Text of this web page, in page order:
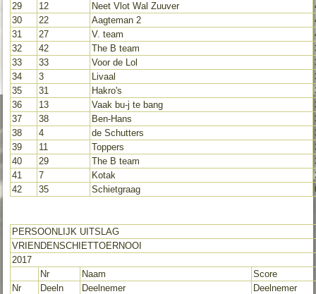
29
12 Neet Vlot Wal Zuuver
30
22 Aagteman 2
31
27 V. team
32
42 The B team
33
33 Voor de Lol
34
3 Livaal
35
31 Hakro's
36
13 Vaak bu-j te bang
37
38 Ben-Hans
38
4 de Schutters
39
11 Toppers
40
29 The B team
41
7 Kotak
42
35 Schietgraag
PERSOONLIJK UITSLAG
VRIENDENSCHIETTOERNOOI
2017
Nr
Naam
Score
Nr
Deeln Deelnemer
Deelnemer